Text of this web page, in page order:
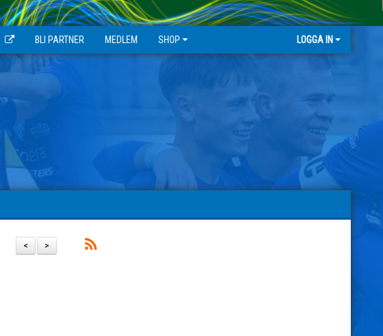
BLI PARTNER MEDLEM SHOP LOGGA IN
>
<